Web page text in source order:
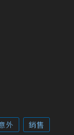
外 銷售